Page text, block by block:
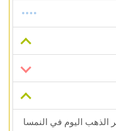
الذهب اليوم في النمسا